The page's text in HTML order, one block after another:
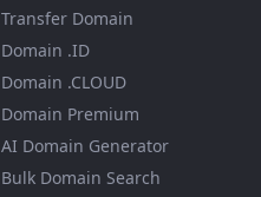
Transfer Domain
Domain .ID
Domain .CLOUD
Domain Premium
AI Domain Generator
Bulk Domain Search